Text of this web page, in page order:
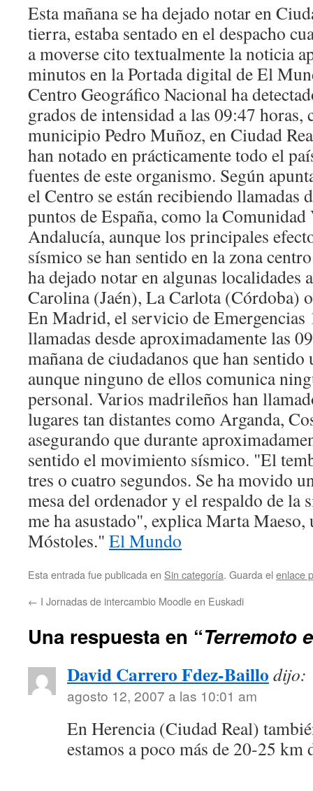
Esta mañana se ha dejado notar en
tierra, estaba sentado en el despacho
a moverse cito textualmente la noticia
minutos en la Portada digital de El
Centro Geográfico Nacional ha
grados de intensidad a las 09:47
municipio Pedro Muñoz, en Ciudad
han notado en prácticamente todo el
fuentes de este organismo. Según
el Centro se están recibiendo llamadas
puntos de España, como la Comunidad
Andalucía, aunque los principales
sísmico se han sentido en la zona
ha dejado notar en algunas localidades
Carolina (Jaén), La Carlota (Córdoba)
En Madrid, el servicio de Emergencias
llamadas desde aproximadamente las
mañana de ciudadanos que han
aunque ninguno de ellos comunica
personal. Varios madrileños han
lugares tan distantes como Arganda,
asegurando que durante
sentido el movimiento sísmico. "El
tres o cuatro segundos. Se ha movido
mesa del ordenador y el respaldo de la
me ha asustado", explica Marta Maeso,
Móstoles." El Mundo
Esta entrada fue publicada en Sin categoría. Guarda el enlace
← I Jornadas de intercambio Moodle en Euskadi
Una respuesta en “Terremoto
David Carrero Fdez-Baillo dijo:
agosto 12, 2007 a las 10:01 am
En Herencia (Ciudad Real)
estamos a poco más de 20-25 km